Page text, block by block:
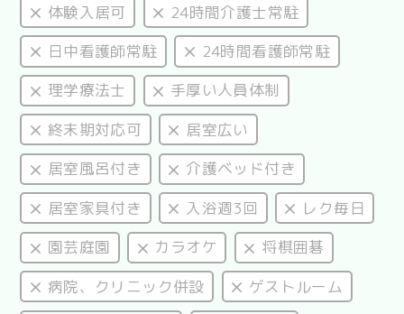
体験入居可
24時間介護士常駐
日中看護師常駐
24時間看護師常駐
理学療法士
手厚い人員体制
終末期対応可
居室広い
居室風呂付き
介護ベッド付き
居室家具付き
入浴週3回
レク毎日
園芸庭園
カラオケ
将棋囲碁
病院、クリニック併設
ゲストルーム